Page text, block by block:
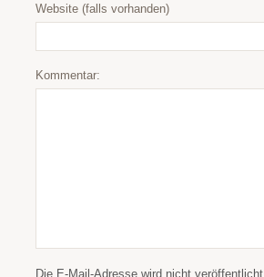
Website (falls vorhanden)
Kommentar:
Die E-Mail-Adresse wird nicht veröffentlicht.